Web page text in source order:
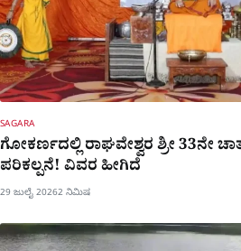
SAGARA
ಗೋಕರ್ಣದಲ್ಲಿ ರಾಘವೇಶ್ವರ ಶ್ರೀ 33ನೇ
ಪರಿಕಲ್ಪನೆ! ವಿವರ ಹೀಗಿದೆ
29 ಜುಲೈ 20262 ನಿಮಿಷ